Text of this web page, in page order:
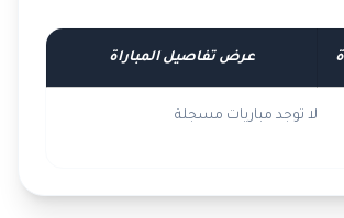
عرض تفاصيل المباراة
لا توجد مباريات مسجلة